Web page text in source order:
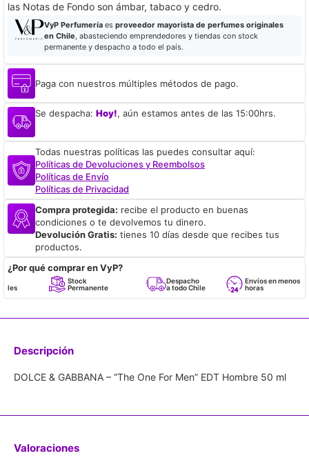
las Notas de Fondo son ámbar, tabaco y cedro.
VyP Perfumeríaes proveedor mayorista de perfumes originales
en Chile, abasteciendo emprendedores y tiendas con stock
permanente y despacho a todo el país.
Paga con nuestros múltiples métodos de pago.
Se despacha: Hoy!, aún estamos antes de las 15:00hrs.
Todas nuestras políticas las puedes consultar aquí:
Políticas de Devoluciones y Reembolsos
Políticas de Envío
Políticas de Privacidad
Compra protegida: recibe el producto en buenas
condiciones o te devolvemos tu dinero.
Devolución Gratis: tienes 10 días desde que recibes tus
productos.
¿Por qué comprar en VyP?
Stock
Permanente
Despacho
a todo Chile
Envíos en menos de 24
horas
Descripción
DOLCE & GABBANA – “The One For Men” EDT Hombre 50 ml
Valoraciones